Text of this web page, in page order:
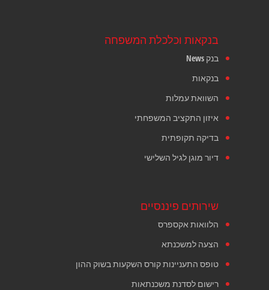
בנקאות וכלכלת המשפחה
בנק News
בנקאות
השוואת עמלות
איזון התקציב המשפחתי
בדיקה תקופתית
דיור מוגן לגיל השלישי
שירותים פיננסיים
הלוואות אקספרס
הצעה למשכנתא
טופס התעניינות קורס השקעות בשוק ההון
רישום לסדנת משכנתאות